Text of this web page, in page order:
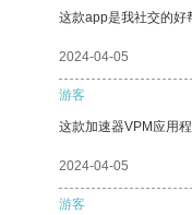
这款app是我社交的好
2024-04-05
游客
这款加速器VPM应用
2024-04-05
游客